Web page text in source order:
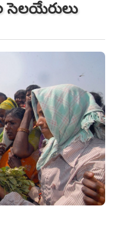
సెలయేరులు